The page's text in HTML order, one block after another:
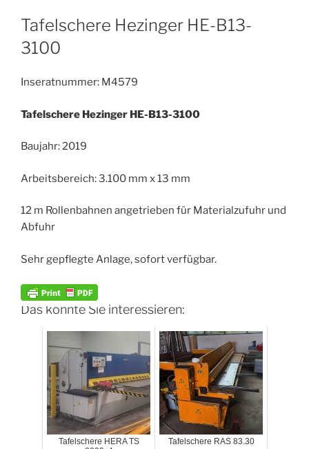
Tafelschere Hezinger HE-B13-
3100
Inseratnummer: M4579
Tafelschere Hezinger HE-B13-3100
Baujahr: 2019
Arbeitsbereich: 3.100 mm x 13 mm
12 m Rollenbahnen angetrieben für Materialzufuhr und
Abfuhr
Sehr gepflegte Anlage, sofort verfügbar.
Das könnte Sie interessieren:
Tafelschere HERA TS
Tafelschere RAS 83.30